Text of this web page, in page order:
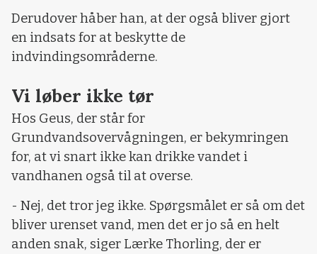
Derudover håber han, at der også bliver gjort
en indsats for at beskytte de
indvindingsområderne.
Vi løber ikke tør
Hos Geus, der står for
Grundvandsovervågningen, er bekymringen
for, at vi snart ikke kan drikke vandet i
vandhanen også til at overse.
- Nej, det tror jeg ikke. Spørgsmålet er så om det
bliver urenset vand, men det er jo så en helt
anden snak, siger Lærke Thorling, der er